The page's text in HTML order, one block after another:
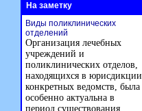
На заметку
Виды поликлинических
отделений
Организация лечебных
учреждений и
поликлинических отделов,
находящихся в юрисдикции
конкретных ведомств, была
особенно актуальна в
период существования